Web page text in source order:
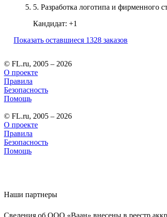
5. Разработка логотипа и фирменного
Кандидат: +1
Показать оставшиеся 1328 заказов
© FL.ru, 2005 – 2026
О проекте
Правила
Безопасность
Помощь
© FL.ru, 2005 – 2026
О проекте
Правила
Безопасность
Помощь
Наши партнеры
Сведения об ООО «Ваан» внесены в реестр